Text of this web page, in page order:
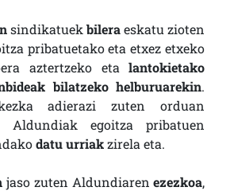
sindikatuekbileraeskatu zioten
pribatuetako eta etxez etxeko
aztertzeko eta lantokietako
bilatzeko helburuarekin.
adierazi zuten orduan
Aldundiak egoitza pribatuen
datu urriakzirela eta.
jaso zuten Aldundiarenezezkoa,